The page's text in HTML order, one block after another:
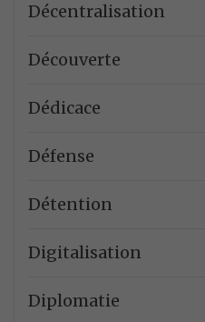
Décentralisation
Découverte
Dédicace
Défense
Détention
Digitalisation
Diplomatie